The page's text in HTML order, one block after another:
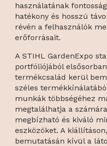
használatának
hatékony és hosszú
révén a felhasználók
erőforrásait.
A STIHL GardenExpo
portfóliójából
termékcsalád kerül
széles
munkák többségéhez
megtalálhatja a
megbízható és kiváló
eszközöket. A
bemutatásán kívül a